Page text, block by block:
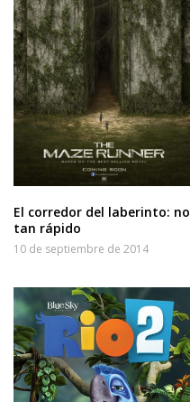
El corredor del laberinto: no
tan rápido
10 de septiembre de 2014